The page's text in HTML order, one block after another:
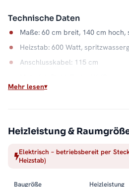
Technische Daten
Maße: 60 cm breit, 140 cm
Heizstab: 600 Watt,
Anschlusskabel: 115 cm
Wasserkapazität: 7,5 Liter
Einschalten, aufheizen, Handtuch
offene Seite hält dabei jeden
Stahlkorpus in Weiß bleibt ein
Mehr lesen
Heizleistung &
Elektrisch – betriebsbereit per
Heizstab)
Baugröße Heizleistung